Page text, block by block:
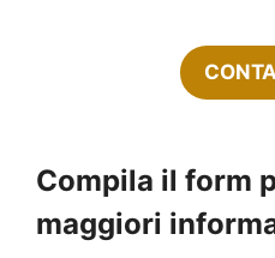
Compila il form
maggiori